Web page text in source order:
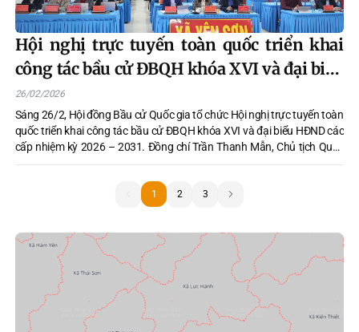
Hội nghị trực tuyến toàn quốc triển khai
công tác bầu cử ĐBQH khóa XVI và đại biểu
HĐND các cấp nhiệm kỳ 2026 – 2031
26/02/2026
Sáng 26/2, Hội đồng Bầu cử Quốc gia tổ chức Hội nghị trực tuyến toàn
quốc triển khai công tác bầu cử ĐBQH khóa XVI và đại biểu HĐND các
cấp nhiệm kỳ 2026 – 2031. Đồng chí Trần Thanh Mẫn, Chủ tịch Quốc
hội, Chủ tịch Hội đồng Bầu cử quốc gia chủ trì hội nghị. Hội nghị được
kết nối trực tuyến đến 34 điểm cầu các tỉnh và 3.321 điểm cầu các xã,
phường, đặc khu. Tham dự có các đồng chí lãnh đạo ban, bộ, ngành
Trung ương là thành viên Hội đồng Bầu cử quốc gia.
11 2 3